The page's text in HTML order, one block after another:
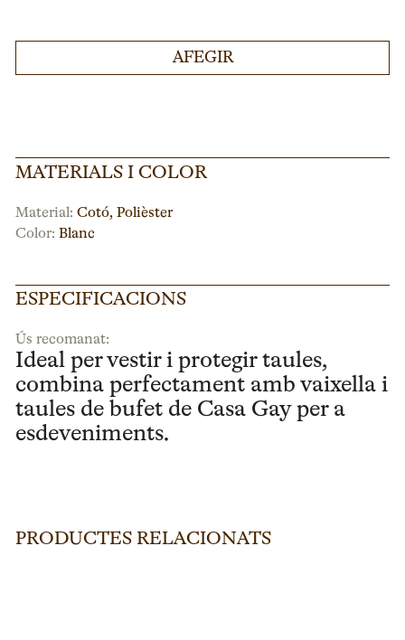
AFEGIR
MATERIALS I COLOR
Material: Cotó, Polièster
Color: Blanc
ESPECIFICACIONS
Ús recomanat:
Ideal per vestir i protegir taules,
combina perfectament amb vaixella i
taules de bufet de Casa Gay per a
esdeveniments.
PRODUCTES RELACIONATS